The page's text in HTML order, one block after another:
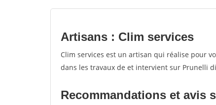
Artisans : Clim services
Clim services est un artisan qui réalise pour
dans les travaux de et intervient sur Prunelli
Recommandations et avis